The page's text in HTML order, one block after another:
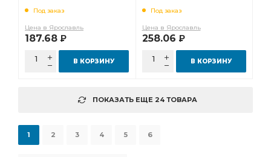
Под заказ
Цена в Ярославль
187.68 Р
В КОРЗИНУ
Под заказ
Цена в Ярославль
258.06 Р
В КОРЗИНУ
ПОКАЗАТЬ ЕЩЕ 24 ТОВАРА
1 2 3 4 5 6